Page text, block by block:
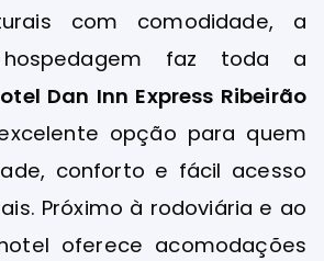
com comodidade, a
faz toda a
Dan Inn Express Ribeirão
opção para quem
conforto e fácil acesso
Próximo à rodoviária e ao
oferece acomodações